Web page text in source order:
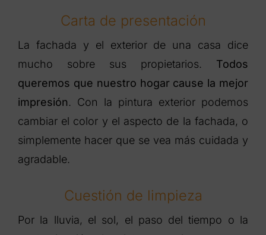
Carta de presentación
La fachada y el exterior de una casa dice
mucho sobre sus propietarios. Todos
queremos que nuestro hogar cause la mejor
impresión. Con la pintura exterior podemos
cambiar el color y el aspecto de la fachada, o
simplemente hacer que se vea más cuidada y
agradable.
Cuestión de limpieza
Por la lluvia, el sol, el paso del tiempo o la